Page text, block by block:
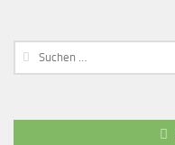
Suchen
nach: